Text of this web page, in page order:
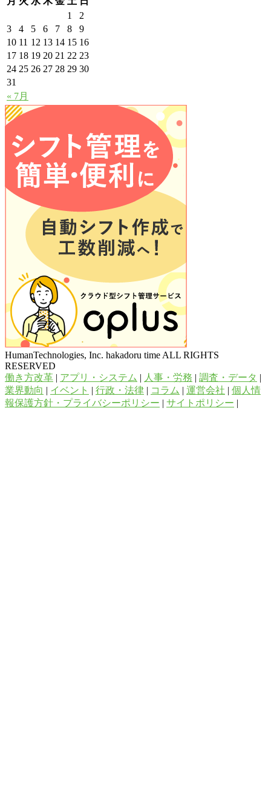
« 7月
1
2
3
4 5 6 7 8
9
10 11 12 13 14 15 16
17 18 19 20 21 22 23
24 25 26 27 28 29 30
31
HumanTechnologies, Inc. hakadoru time ALL RIGHTS
RESERVED
働き方改革 | アプリ・システム | 人事・労務 | 調査・データ |
業界動向 | イベント | 行政・法律 | コラム | 運営会社 | 個人情
報保護方針・プライバシーポリシー | サイトポリシー |